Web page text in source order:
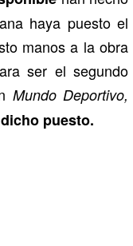
haya puesto el
manos a la obra
ser el segundo
Mundo Deportivo,
puesto.